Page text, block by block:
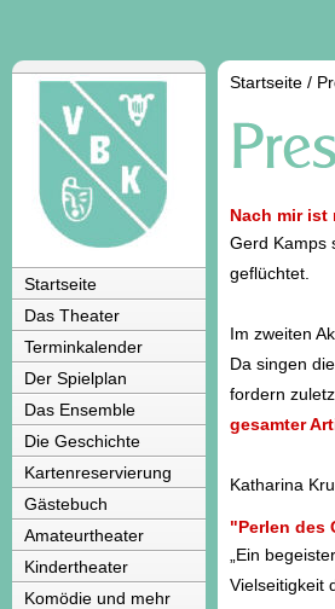
Startseite
Das Theater
Terminkalender
Der Spielplan
Das Ensemble
Die Geschichte
Kartenreservierung
Gästebuch
Amateurtheater
Kindertheater
Komödie und mehr
Startseite /
Nach mir ist
Gerd Kamps
geflüchtet.
Im zweiten
Da singen
fordern
gesamter
Katharina
"Perlen des
„Ein
Vielseitigkeit